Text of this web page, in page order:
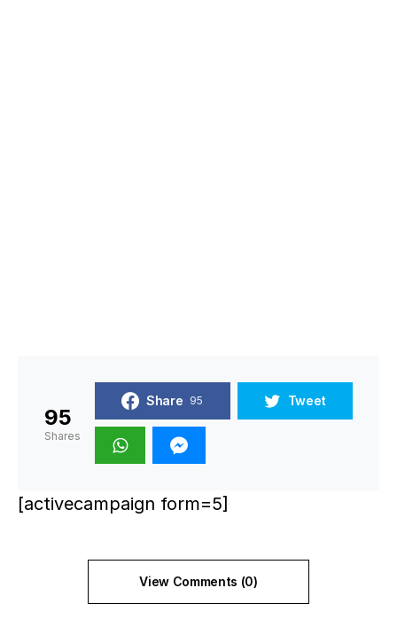
95
Shares
Share 95 Tweet
[activecampaign form=5]
View Comments (0)